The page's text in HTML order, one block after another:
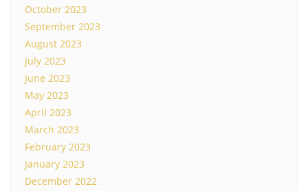
October 2023
September 2023
August 2023
July 2023
June 2023
May 2023
April 2023
March 2023
February 2023
January 2023
December 2022